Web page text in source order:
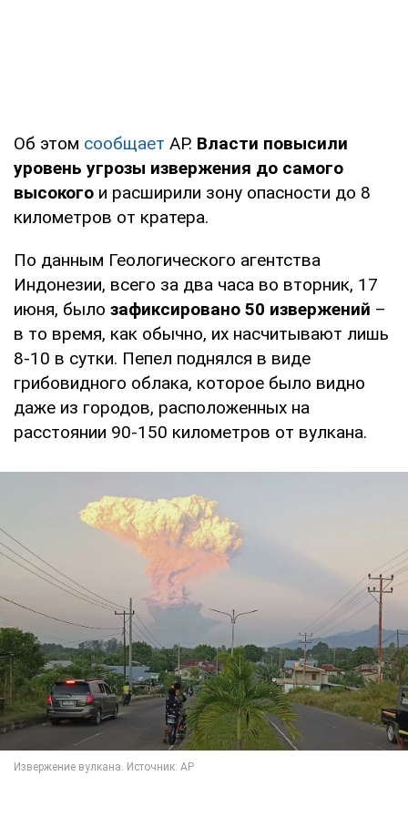
Об этом сообщает AP. Власти повысили
уровень угрозы извержения до самого
высокого и расширили зону опасности до 8
километров от кратера.
По данным Геологического агентства
Индонезии, всего за два часа во вторник, 17
июня, было зафиксировано 50 извержений –
в то время, как обычно, их насчитывают лишь
8-10 в сутки. Пепел поднялся в виде
грибовидного облака, которое было видно
даже из городов, расположенных на
расстоянии 90-150 километров от вулкана.